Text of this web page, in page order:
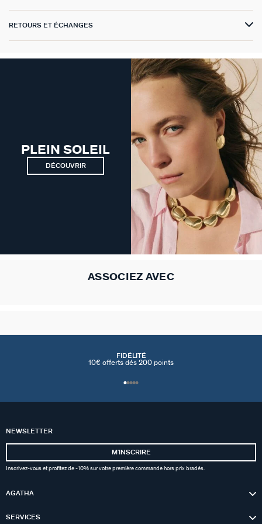
SUR LA PEAU
RETOURS ET ÉCHANGES
PLEIN SOLEIL
DÉCOUVRIR
ASSOCIEZ AVEC
FIDÉLITÉ
10€ offerts dés 200 points
NEWSLETTER
MʼINSCRIRE
Inscrivez-vous et profitez de -10% sur votre première commande hors prix bradés.
AGATHA
SERVICES